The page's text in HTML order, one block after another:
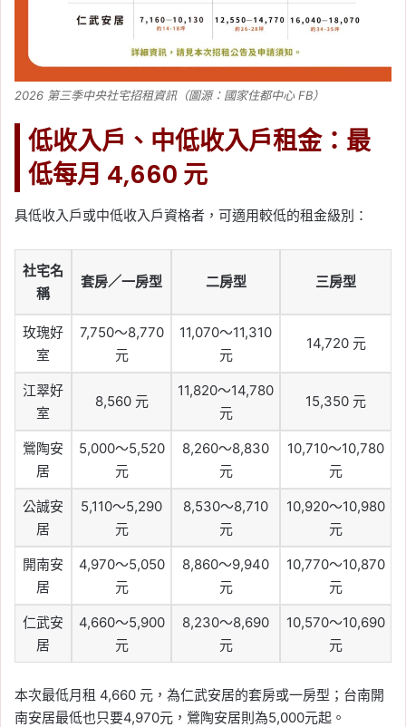
2026 第三季中央社宅招租資訊（圖源：國家住都中心 FB）
低收入戶、中低收入戶租金：最
低每月 4,660 元
具低收入戶或中低收入戶資格者，可適用較低的租金級別：
社宅名
稱
套房／一房型 二房型 三房型
玫瑰好
室
7,750～8,770
元
11,070～11,310
元
14,720 元
江翠好
室
8,560 元
11,820～14,780
元
15,350 元
鶯陶安
居
5,000～5,520
元
8,260～8,830
元
10,710～10,780
元
公誠安
居
5,110～5,290
元
8,530～8,710
元
10,920～10,980
元
開南安
居
4,970～5,050
元
8,860～9,940
元
10,770～10,870
元
仁武安
居
4,660～5,900
元
8,230～8,690
元
10,570～10,690
元
本次最低月租 4,660 元，為仁武安居的套房或一房型；台南開
南安居最低也只要4,970元，鶯陶安居則為5,000元起。